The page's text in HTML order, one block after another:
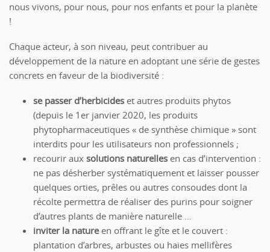
nous vivons, pour nous, pour nos enfants et pour la planète
!
Chaque acteur, à son niveau, peut contribuer au
développement de la nature en adoptant une série de gestes
concrets en faveur de la biodiversité :
se passer d’herbicides et autres produits phytos
(depuis le 1er janvier 2020, les produits
phytopharmaceutiques « de synthèse chimique » sont
interdits pour les utilisateurs non professionnels ;
recourir aux solutions naturelles en cas d’intervention :
ne pas désherber systématiquement et laisser pousser
quelques orties, prêles ou autres consoudes dont la
récolte permettra de réaliser des purins pour soigner
d’autres plants de manière naturelle …
inviter la natureen offrant le gîte et le couvert :
plantation d’arbres, arbustes ou haies mellifères